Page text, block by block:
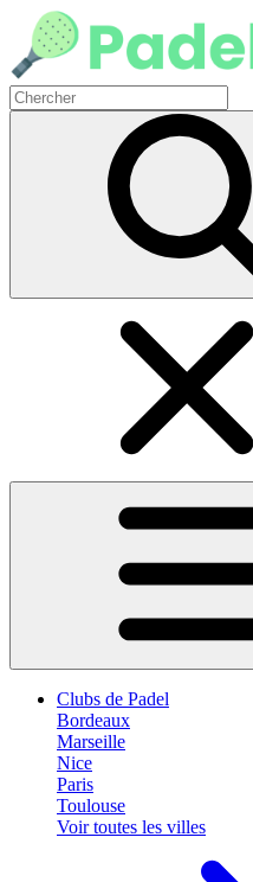
Clubs de Padel
Bordeaux
Marseille
Nice
Paris
Toulouse
Voir toutes les villes